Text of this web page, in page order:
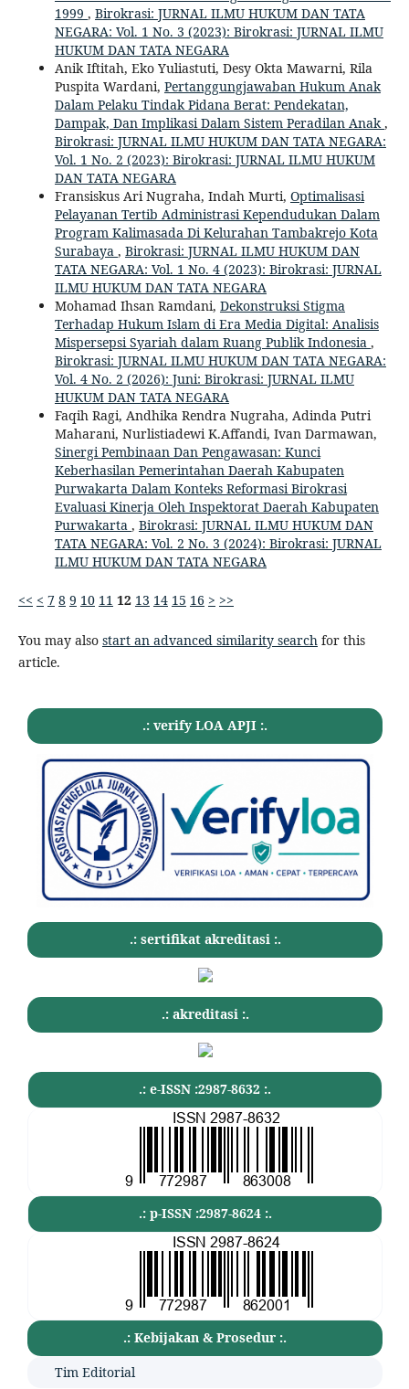
1999 , Birokrasi: JURNAL ILMU HUKUM DAN TATA
NEGARA: Vol. 1 No. 3 (2023): Birokrasi: JURNAL ILMU
HUKUM DAN TATA NEGARA
Anik Iftitah, Eko Yuliastuti, Desy Okta Mawarni, Rila
Puspita Wardani, Pertanggungjawaban Hukum Anak
Dalam Pelaku Tindak Pidana Berat: Pendekatan,
Dampak, Dan Implikasi Dalam Sistem Peradilan Anak,
Birokrasi: JURNAL ILMU HUKUM DAN TATA NEGARA:
Vol. 1 No. 2 (2023): Birokrasi: JURNAL ILMU HUKUM
DAN TATA NEGARA
Fransiskus Ari Nugraha, Indah Murti, Optimalisasi
Pelayanan Tertib Administrasi Kependudukan Dalam
Program Kalimasada Di Kelurahan Tambakrejo Kota
Surabaya , Birokrasi: JURNAL ILMU HUKUM DAN
TATA NEGARA: Vol. 1 No. 4 (2023): Birokrasi: JURNAL
ILMU HUKUM DAN TATA NEGARA
Mohamad Ihsan Ramdani, Dekonstruksi Stigma
Terhadap Hukum Islam di Era Media Digital: Analisis
Mispersepsi Syariah dalam Ruang Publik Indonesia ,
Birokrasi: JURNAL ILMU HUKUM DAN TATA NEGARA:
Vol. 4 No. 2 (2026): Juni: Birokrasi: JURNAL ILMU
HUKUM DAN TATA NEGARA
Faqih Ragi, Andhika Rendra Nugraha, Adinda Putri
Maharani, Nurlistiadewi K.Affandi, Ivan Darmawan,
Sinergi Pembinaan Dan Pengawasan: Kunci
Keberhasilan Pemerintahan Daerah Kabupaten
Purwakarta Dalam Konteks Reformasi Birokrasi
Evaluasi Kinerja Oleh Inspektorat Daerah Kabupaten
Purwakarta , Birokrasi: JURNAL ILMU HUKUM DAN
TATA NEGARA: Vol. 2 No. 3 (2024): Birokrasi: JURNAL
ILMU HUKUM DAN TATA NEGARA
<< < 7 8 9 10 11 12 13 14 15 16 > >>
You may also start an advanced similarity searchfor this
article.
.: verify LOA APJI :.
.: sertifikat akreditasi :.
.: akreditasi :.
.: e-ISSN :2987-8632 :.
.: p-ISSN :2987-8624 :.
.: Kebijakan & Prosedur :.
Tim Editorial